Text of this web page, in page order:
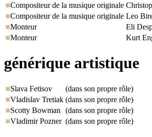
Compositeur de la musique originale
Compositeur de la musique originale Leo
Monteur
Eli
Monteur
Kurt
générique artistique
Slava Fetisov
(dans son propre rôle)
Vladislav Tretiak (dans son propre rôle)
Scotty Bowman
(dans son propre rôle)
Vladimir Pozner (dans son propre rôle)